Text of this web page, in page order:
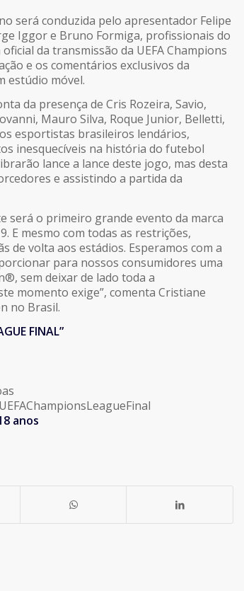
será conduzida pelo apresentador Felipe
Iggor e Bruno Formiga, profissionais do
da transmissão da UEFA Champions
e os comentários exclusivos da
estúdio móvel.
da presença de Cris Rozeira, Savio,
Mauro Silva, Roque Junior, Belletti,
esportistas brasileiros lendários,
inesquecíveis na história do futebol
lance a lance deste jogo, mas desta
e assistindo a partida da
será o primeiro grande evento da marca
E mesmo com todas as restrições,
de volta aos estádios. Esperamos com a
para nossos consumidores uma
sem deixar de lado toda a
momento exige”, comenta Cristiane
no Brasil.
FINAL”
anos